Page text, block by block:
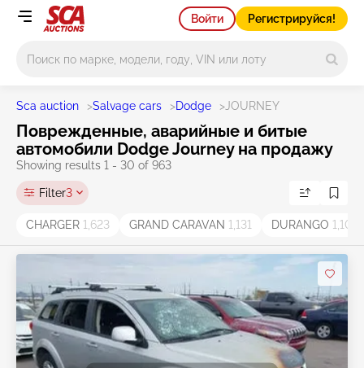
Войти Регистрируйся!
Sca auction >Salvage cars >Dodge > JOURNEY
Поврежденные, аварийные и битые
автомобили Dodge Journey на продажу
Showing results 1 - 30 of 963
Filter3
CHARGER 1,623 GRAND CARAVAN 1,131 DURANGO 1,106